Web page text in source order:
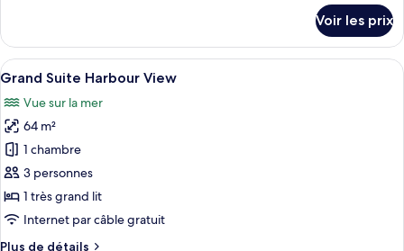
Suite
le
type
de
Harbour
View
Junior
Suite
Voir les prix
Afficher
toutes
les
photos
pour
ce
type
de
chambre :
Une chambre d’hôtel moderne
5
Grand Suite Harbour View
Vue sur la mer
64 m²
1 chambre
3 personnes
1 très grand lit
Internet par câble gratuit
Plus de détails
Plus